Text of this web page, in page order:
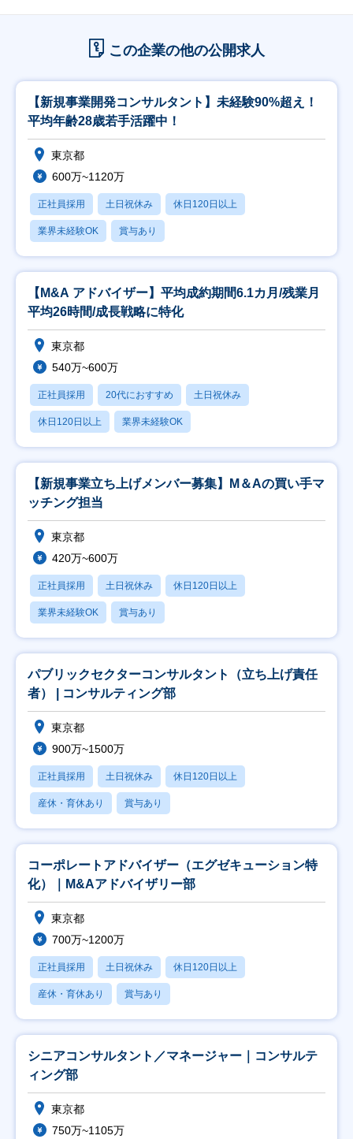
この企業の他の公開求人
【新規事業開発コンサルタント】未経験90%超え！
平均年齢28歳若手活躍中！
東京都
600万~1120万
正社員採用 土日祝休み 休日120日以上
業界未経験OK 賞与あり
【M&A アドバイザー】平均成約期間6.1カ月/残業月
平均26時間/成長戦略に特化
東京都
540万~600万
正社員採用 20代におすすめ 土日祝休み
休日120日以上 業界未経験OK
【新規事業立ち上げメンバー募集】M＆Aの買い手マ
ッチング担当
東京都
420万~600万
正社員採用 土日祝休み 休日120日以上
業界未経験OK 賞与あり
パブリックセクターコンサルタント（立ち上げ責任
者） | コンサルティング部
東京都
900万~1500万
正社員採用 土日祝休み 休日120日以上
産休・育休あり 賞与あり
コーポレートアドバイザー（エグゼキューション特
化）｜M&Aアドバイザリー部
東京都
700万~1200万
正社員採用 土日祝休み 休日120日以上
産休・育休あり 賞与あり
シニアコンサルタント／マネージャー｜コンサルテ
ィング部
東京都
750万~1105万